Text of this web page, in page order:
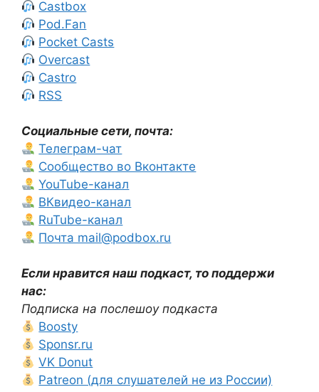
Castbox
Pod.Fan
Pocket Casts
Overcast
Castro
RSS
Социальные сети, почта:
Телеграм-чат
Сообщество во Вконтакте
YouTube-канал
ВКвидео-канал
RuTube-канал
Почта mail@podbox.ru
Если нравится наш подкаст, то поддержи
нас:
Подписка на послешоу подкаста
Boosty
Sponsr.ru
VK Donut
Patreon (для слушателей не из России)